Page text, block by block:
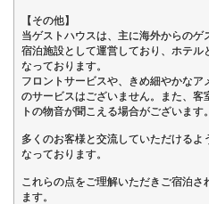
【その他】
当ゲストハウスは、主に海外からの
宿泊施設として運営しており、ホテル
なっております。
フロントサービスや、きめ細やかな
のサービスはございません。また、
トの物音が聞こえる場合がございます。
多くのお客様と交流していただける
なっております。
これらの点をご理解いただきご宿泊
ます。